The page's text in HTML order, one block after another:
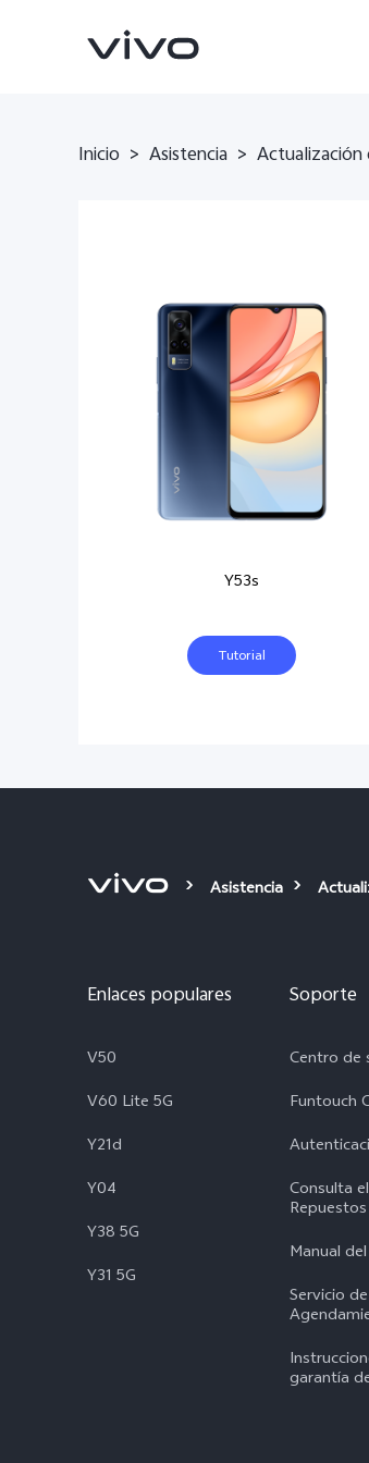
X300 Pro
Inicio > Asistencia > Actualización
Y53s
Tutorial
Asistencia
Enlaces populares
V50
V60 Lite 5G
Y21d
Y04
Y38 5G
Y31 5G
Soporte
Centro de
Funtouch
Consulta
Repuestos
Manual
Servicio de
garantía